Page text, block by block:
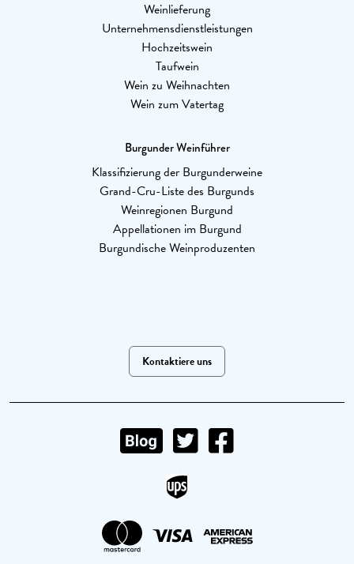
Weinlieferung
Unternehmensdienstleistungen
Hochzeitswein
Taufwein
Wein zu Weihnachten
Wein zum Vatertag
Burgunder Weinführer
Klassifizierung der Burgunderweine
Grand-Cru-Liste des Burgunds
Weinregionen Burgund
Appellationen im Burgund
Burgundische Weinproduzenten
Kontaktiere uns